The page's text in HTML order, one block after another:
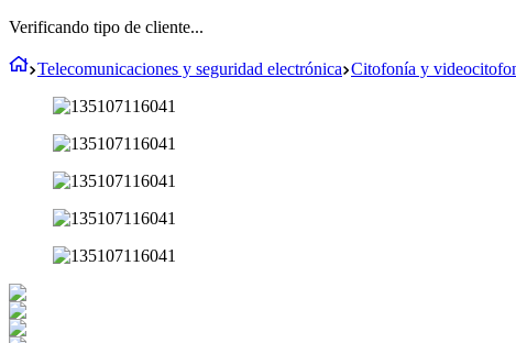
Verificando tipo de cliente...
Telecomunicaciones y seguridad electrónica Citofonía y